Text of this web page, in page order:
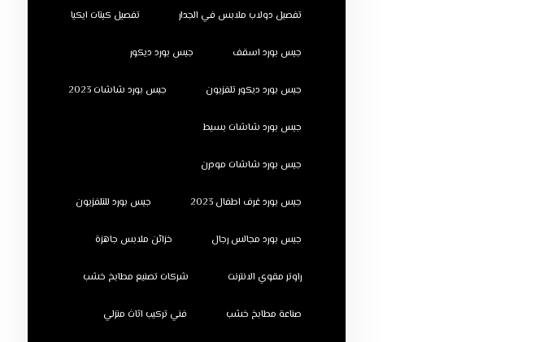
تفصيل دولاب ملابس في الجدار تفصيل كبتات ايكيا
جبس بورد اسقف جبس بورد ديكور
جبس بورد ديكور تلفزيون جبس بورد شاشات 2023
جبس بورد شاشات بسيط
جبس بورد شاشات مودرن
جبس بورد غرف اطفال 2023 جبس بورد للتلفزيون
جبس بورد مجالس رجال خزائن ملابس جاهزة
راوتر مقوي الانترنت شركات تصنيع مطابخ خشب
صناعة مطابخ خشب فني تركيب اثاث منزلي